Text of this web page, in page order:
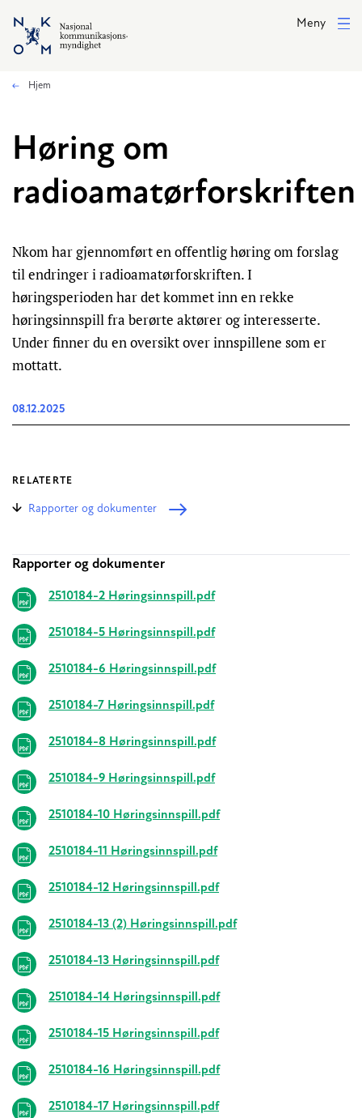
Hopp til hovedinnhold
Meny
Hjem
Høring om
radioamatørforskriften
Nkom har gjennomført en offentlig høring om forslag
til endringer i radioamatørforskriften. I
høringsperioden har det kommet inn en rekke
høringsinnspill fra berørte aktører og interesserte.
Under finner du en oversikt over innspillene som er
mottatt.
08.12.2025
RELATERTE
Rapporter og dokumenter
Relaterte
Rapporter og dokumenter
2510184-2 Høringsinnspill.pdf
2510184-5 Høringsinnspill.pdf
2510184-6 Høringsinnspill.pdf
2510184-7 Høringsinnspill.pdf
2510184-8 Høringsinnspill.pdf
2510184-9 Høringsinnspill.pdf
2510184-10 Høringsinnspill.pdf
2510184-11 Høringsinnspill.pdf
2510184-12 Høringsinnspill.pdf
2510184-13 (2) Høringsinnspill.pdf
2510184-13 Høringsinnspill.pdf
2510184-14 Høringsinnspill.pdf
2510184-15 Høringsinnspill.pdf
2510184-16 Høringsinnspill.pdf
2510184-17 Høringsinnspill.pdf